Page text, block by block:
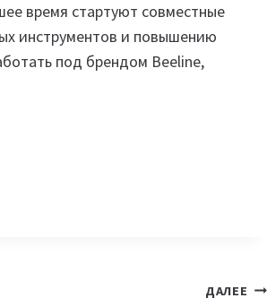
время стартуют совместные
инструментов и повышению
под брендом Beeline,
ДАЛЕЕ